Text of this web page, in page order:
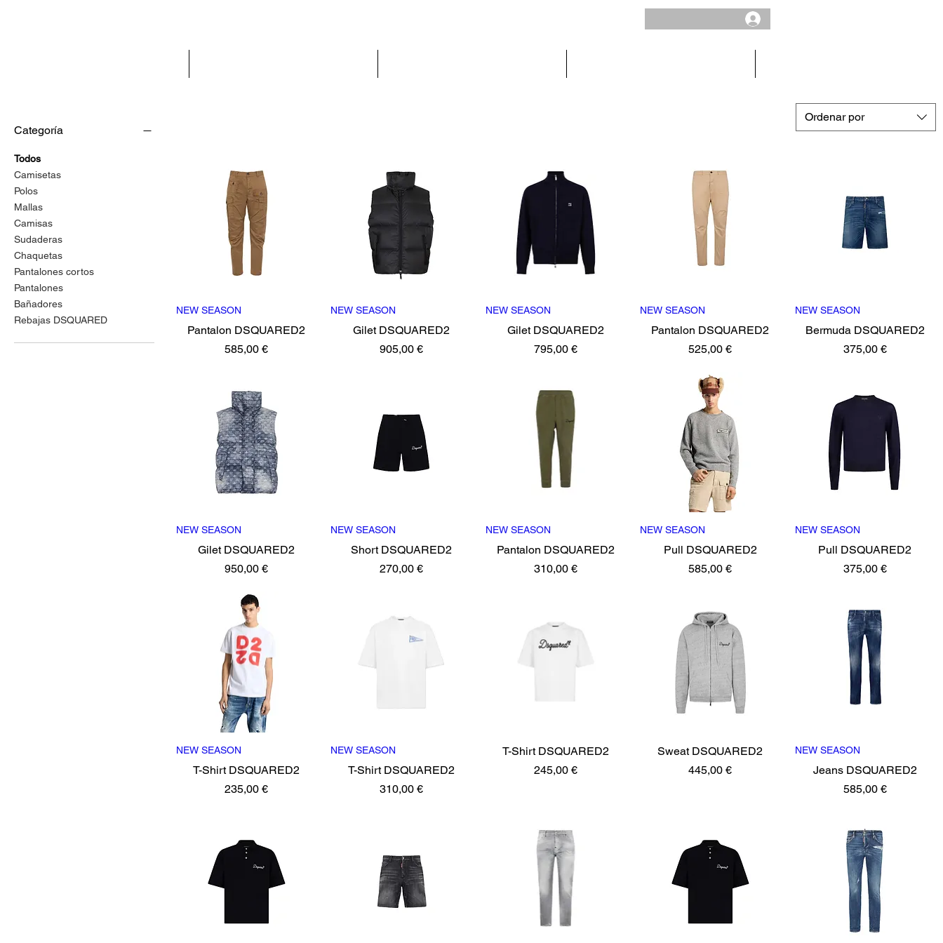
Categoría
Todos
Camisetas
Polos
Mallas
Camisas
Sudaderas
Chaquetas
Pantalones cortos
Pantalones
Bañadores
Rebajas DSQUARED
Ordenar por
Vista rápida
NEW SEASON
Pantalon DSQUARED2
Precio
585,00 €
Vista rápida
NEW SEASON
Gilet DSQUARED2
Precio
905,00 €
Vista rápida
NEW SEASON
Gilet DSQUARED2
Precio
795,00 €
Vista rápida
NEW SEASON
Pantalon DSQUARED2
Precio
525,00 €
Vista rápida
NEW SEASON
Bermuda DSQUARED2
Precio
375,00 €
Vista rápida
NEW SEASON
Gilet DSQUARED2
Precio
950,00 €
Vista rápida
NEW SEASON
Short DSQUARED2
Precio
270,00 €
Vista rápida
NEW SEASON
Pantalon DSQUARED2
Precio
310,00 €
Vista rápida
NEW SEASON
Pull DSQUARED2
Precio
585,00 €
Vista rápida
NEW SEASON
Pull DSQUARED2
Precio
375,00 €
Vista rápida
NEW SEASON
T-Shirt DSQUARED2
Precio
235,00 €
Vista rápida
NEW SEASON
T-Shirt DSQUARED2
Precio
310,00 €
Vista rápida
T-Shirt DSQUARED2
Precio
245,00 €
Vista rápida
Sweat DSQUARED2
Precio
445,00 €
Vista rápida
NEW SEASON
Jeans DSQUARED2
Precio
585,00 €